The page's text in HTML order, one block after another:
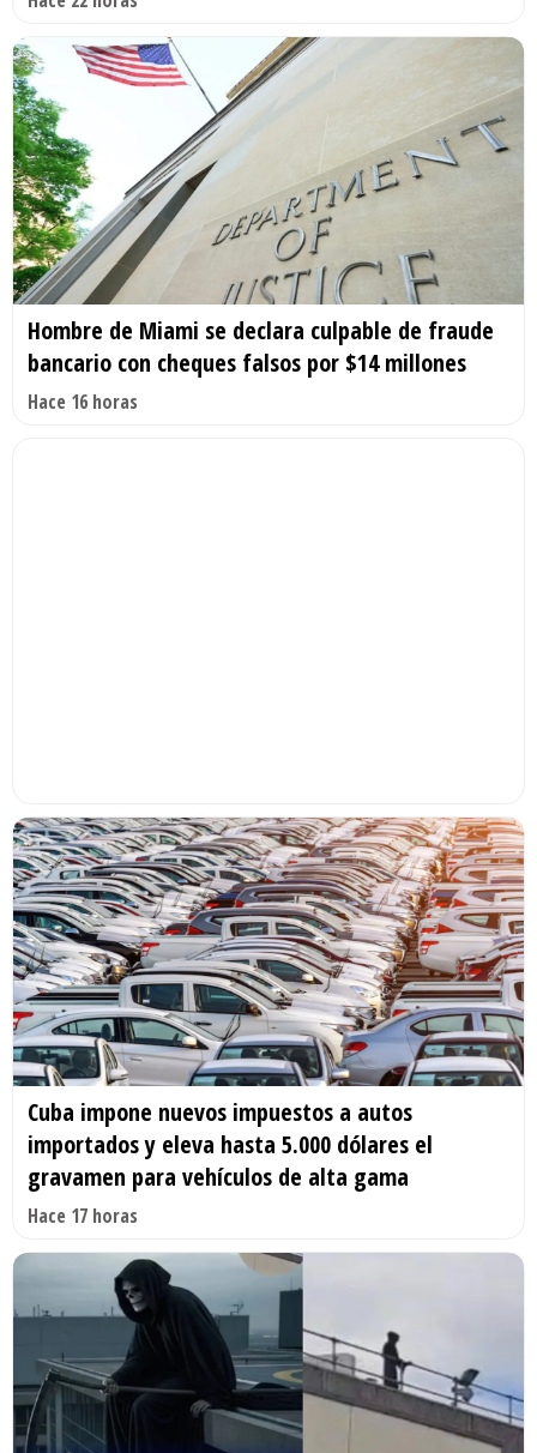
Hombre de Miami se declara culpable de fraude
bancario con cheques falsos por $14 millones
Hace 16 horas
Cuba impone nuevos impuestos a autos
importados y eleva hasta 5.000 dólares el
gravamen para vehículos de alta gama
Hace 17 horas